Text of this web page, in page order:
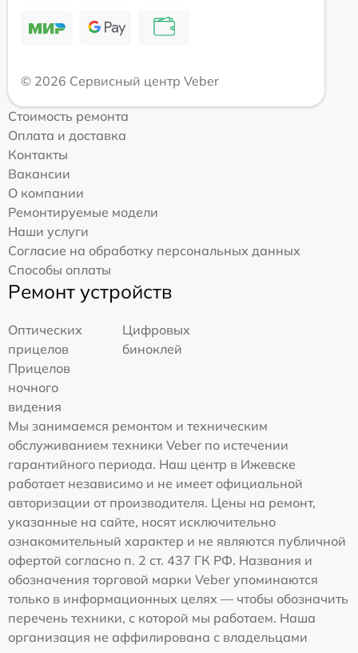
© 2026 Сервисный центр Veber
Стоимость ремонта
Оплата и доставка
Контакты
Вакансии
О компании
Ремонтируемые модели
Наши услуги
Согласие на обработку персональных данных
Способы оплаты
Ремонт устройств
Оптических
прицелов
Цифровых
биноклей
Прицелов
ночного
видения
Мы занимаемся ремонтом и техническим
обслуживанием техники Veber по истечении
гарантийного периода. Наш центр в Ижевске
работает независимо и не имеет официальной
авторизации от производителя. Цены на ремонт,
указанные на сайте, носят исключительно
ознакомительный характер и не являются публичной
офертой согласно п. 2 ст. 437 ГК РФ. Названия и
обозначения торговой марки Veber упоминаются
только в информационных целях — чтобы обозначить
перечень техники, с которой мы работаем. Наша
организация не аффилирована с владельцами